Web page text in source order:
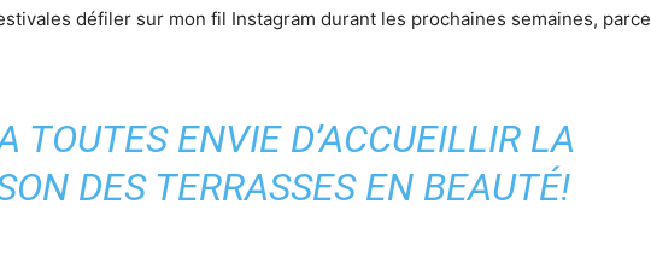
défiler sur mon fil Instagram durant les prochaines semaines, parce
TOUTES ENVIE D’ACCUEILLIR LA
DES TERRASSES EN BEAUTÉ!